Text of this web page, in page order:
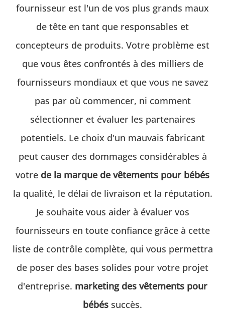
fournisseur est l'un de vos plus grands maux
de tête en tant que responsables et
concepteurs de produits. Votre problème est
que vous êtes confrontés à des milliers de
fournisseurs mondiaux et que vous ne savez
pas par où commencer, ni comment
sélectionner et évaluer les partenaires
potentiels. Le choix d'un mauvais fabricant
peut causer des dommages considérables à
votre de la marque de vêtements pour bébés
la qualité, le délai de livraison et la réputation.
Je souhaite vous aider à évaluer vos
fournisseurs en toute confiance grâce à cette
liste de contrôle complète, qui vous permettra
de poser des bases solides pour votre projet
d'entreprise. marketing des vêtements pour
bébés succès.